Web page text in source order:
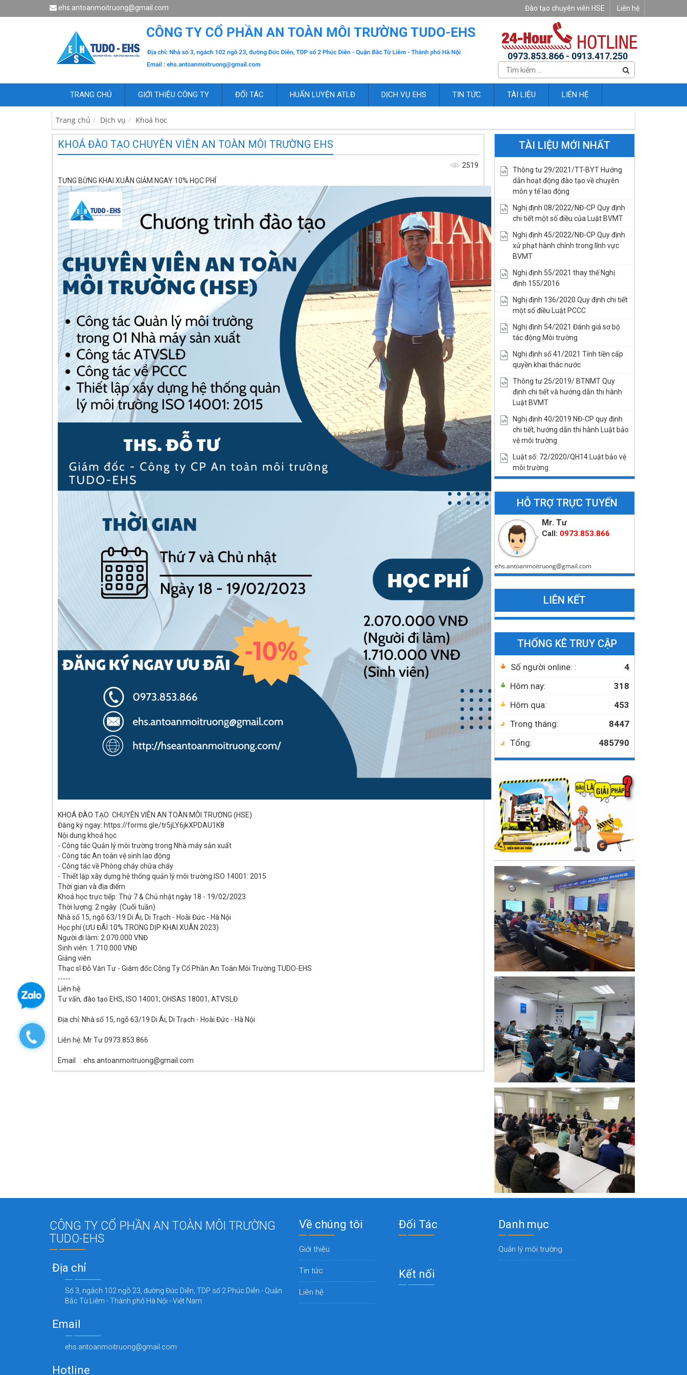
ehs.antoanmoitruong@gmail.com Đào tạo chuyên viên HSE Liên hệ
0973.853.866 - 0913.417.250
TRANG CHỦ GIỚI THIỆU CÔNG TY ĐỐI TÁC HUẤN LUYỆN ATLĐ DỊCH VỤ EHS TIN TỨC TÀI LIỆU LIÊN HỆ
Trang chủ Dịch vụ Khoá học
KHOÁ ĐÀO TẠO CHUYÊN VIÊN AN TOÀN MÔI TRƯỜNG EHS
2519
TƯNG BỪNG KHAI XUÂN GIẢM NGAY 10% HỌC PHÍ
KHOÁ ĐÀO TẠO CHUYÊN VIÊN AN TOÀN MÔI TRƯỜNG (HSE)
Đăng ký ngay: https://forms.gle/tr5jLY6jkXPDAU1K8
Nội dung khoá học
- Công tác Quản lý môi trường trong Nhà máy sản xuất
- Công tác An toàn vệ sinh lao động
- Công tác về Phòng cháy chữa cháy
- Thiết lập xây dựng hệ thống quản lý môi trường ISO 14001: 2015
Thời gian và địa điểm
Khoá học trực tiếp: Thứ 7 & Chủ nhật ngày 18 - 19/02/2023
Thời lượng: 2 ngày (Cuối tuần)
Nhà số 15, ngõ 63/19 Di Ái, Di Trạch - Hoài Đức - Hà Nội
Học phí (ƯU ĐÃI 10% TRONG DỊP KHAI XUÂN 2023)
Người đi làm: 2.070.000 VNĐ
Sinh viên: 1.710.000 VNĐ
Giảng viên
Thạc sĩ Đỗ Văn Tư - Giám đốc Công Ty Cổ Phần An Toàn Môi Trường TUDO-EHS
-----
Liên hệ
Tư vấn, đào tạo EHS, ISO 14001; OHSAS 18001, ATVSLĐ
Địa chỉ: Nhà số 15, ngõ 63/19 Di Ái, Di Trạch - Hoài Đức - Hà Nội
Liên hệ: Mr Tư 0973.853.866
Email : ehs.antoanmoitruong@gmail.com
TÀI LIỆU MỚI NHẤT
Thông tư 29/2021/TT-BYT Hướng
dẫn hoạt động đào tạo về chuyên
môn y tế lao động
Nghị định 08/2022/NĐ-CP Quy định
chi tiết một số điều của Luật BVMT
Nghị định 45/2022/NĐ-CP Quy định
xử phạt hành chính trong lĩnh vực
BVMT
Nghị định 55/2021 thay thế Nghị
định 155/2016
Nghị định 136/2020 Quy định chi tiết
một số điều Luật PCCC
Nghị định 54/2021 Đánh giá sơ bộ
tác động Môi trường
Nghị định số 41/2021 Tính tiền cấp
quyền khai thác nước
Thông tư 25/2019/ BTNMT Quy
định chi tiết và hướng dẫn thi hành
Luật BVMT
Nghị định 40/2019 NĐ-CP quy định
chi tiết, hướng dẫn thi hành Luật bảo
vệ môi trường
Luật số: 72/2020/QH14 Luật bảo vệ
môi trường
HỖ TRỢ TRỰC TUYẾN
Mr. Tư
Call: 0973.853.866
ehs.antoanmoitruong@gmail.com
LIÊN KẾT
THỐNG KÊ TRUY CẬP
Số người online: :
4
Hôm nay:
318
Hôm qua:
453
Trong tháng:
8447
Tổng:
485790
CÔNG TY CỔ PHẦN AN TOÀN MÔI TRƯỜNG
TUDO-EHS
Địa chỉ
Số 3, ngách 102 ngõ 23, đường Đức Diễn, TDP số 2 Phúc Diễn - Quận
Bắc Từ Liêm - Thành phố Hà Nội - Việt Nam
Email
ehs.antoanmoitruong@gmail.com
Hotline
Về chúng tôi
Giới thiệu
Tin tức
Liên hệ
Đối Tác Danh mục
Quản lý môi trường
Kết nối